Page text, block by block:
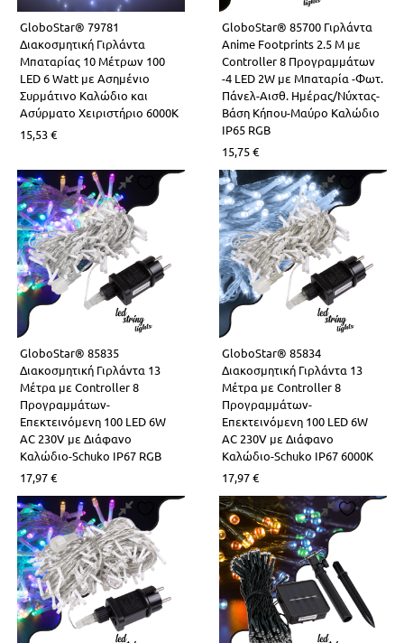
GloboStar® 79781
Διακοσμητική Γιρλάντα
Μπαταρίας 10 Μέτρων 100
LED 6 Watt με Ασημένιο
Συρμάτινο Καλώδιο και
Ασύρματο Χειριστήριο 6000K
15,53€
GloboStar® 85700 Γιρλάντα
Anime Footprints 2.5 Μ με
Controller 8 Προγραμμάτων
-4 LED 2W με Μπαταρία -Φωτ.
Πάνελ-Αισθ. Ημέρας/Νύχτας-
Βάση Κήπου-Μαύρο Καλώδιο
IP65 RGB
15,75€
GloboStar® 85835
Διακοσμητική Γιρλάντα 13
Μέτρα με Controller 8
Προγραμμάτων-
Επεκτεινόμενη 100 LED 6W
AC 230V με Διάφανο
Καλώδιο-Schuko IP67 RGB
17,97€
GloboStar® 85834
Διακοσμητική Γιρλάντα 13
Μέτρα με Controller 8
Προγραμμάτων-
Επεκτεινόμενη 100 LED 6W
AC 230V με Διάφανο
Καλώδιο-Schuko IP67 6000K
17,97€